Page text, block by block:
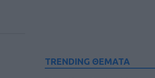
TRENDING ΘΕΜΑΤΑ